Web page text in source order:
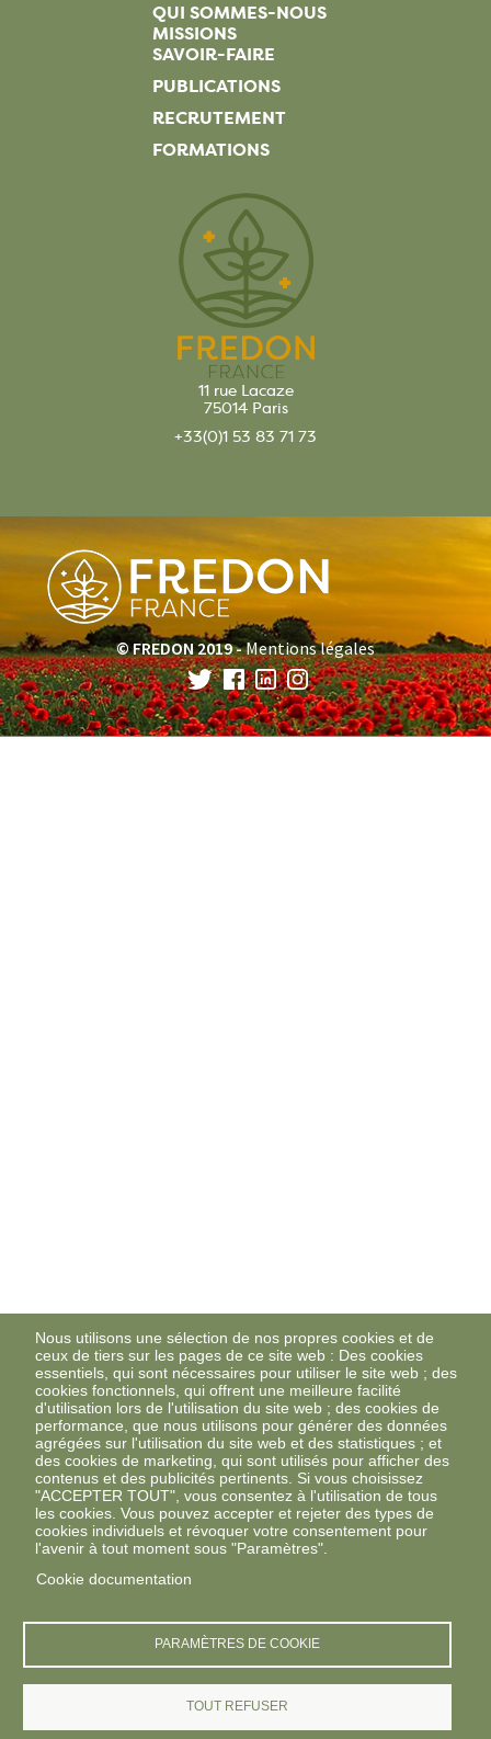
QUI SOMMES-NOUS
MISSIONS
SAVOIR-FAIRE
PUBLICATIONS
RECRUTEMENT
FORMATIONS
11 rue Lacaze
75014 Paris
+33(0)1 53 83 71 73
© FREDON 2019 -Mentions légales
Nous utilisons une sélection de nos propres cookies et de
ceux de tiers sur les pages de ce site web : Des cookies
essentiels, qui sont nécessaires pour utiliser le site web ; des
cookies fonctionnels, qui offrent une meilleure facilité
d'utilisation lors de l'utilisation du site web ; des cookies de
performance, que nous utilisons pour générer des données
agrégées sur l'utilisation du site web et des statistiques ; et
des cookies de marketing, qui sont utilisés pour afficher des
contenus et des publicités pertinents. Si vous choisissez
"ACCEPTER TOUT", vous consentez à l'utilisation de tous
les cookies. Vous pouvez accepter et rejeter des types de
cookies individuels et révoquer votre consentement pour
l'avenir à tout moment sous "Paramètres".
Cookie documentation
PARAMÈTRES DE COOKIE
TOUT REFUSER